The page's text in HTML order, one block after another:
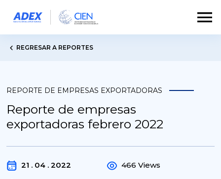
REGRESAR A REPORTES
REPORTE DE EMPRESAS EXPORTADORAS
Reporte de empresas
exportadoras febrero 2022
21 . 04 . 2022 466 Views